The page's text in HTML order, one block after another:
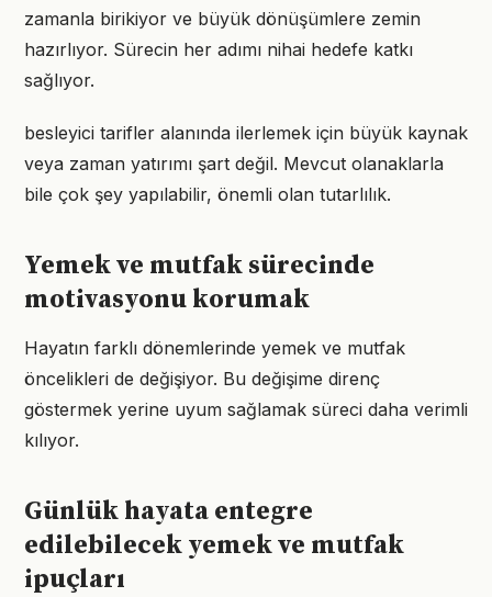
zamanla birikiyor ve büyük dönüşümlere zemin
hazırlıyor. Sürecin her adımı nihai hedefe katkı
sağlıyor.
besleyici tarifler alanında ilerlemek için büyük kaynak
veya zaman yatırımı şart değil. Mevcut olanaklarla
bile çok şey yapılabilir, önemli olan tutarlılık.
Yemek ve mutfak sürecinde
motivasyonu korumak
Hayatın farklı dönemlerinde yemek ve mutfak
öncelikleri de değişiyor. Bu değişime direnç
göstermek yerine uyum sağlamak süreci daha verimli
kılıyor.
Günlük hayata entegre
edilebilecek yemek ve mutfak
ipuçları